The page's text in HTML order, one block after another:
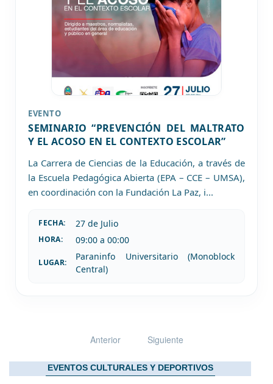
EVENTO
SEMINARIO “PREVENCIÓN DEL MALTRATO
Y EL ACOSO EN EL CONTEXTO ESCOLAR”
La Carrera de Ciencias de la Educación, a través de
la Escuela Pedagógica Abierta (EPA – CCE – UMSA),
en coordinación con la Fundación La Paz, i...
FECHA: 27 de Julio
HORA: 09:00 a 00:00
LUGAR:
Paraninfo Universitario (Monoblock
Central)
Anterior Siguiente
EVENTOS CULTURALES Y DEPORTIVOS